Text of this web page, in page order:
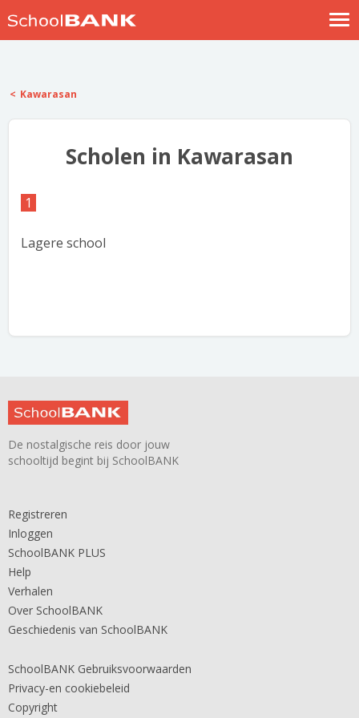
Help
Kawarasan
Scholen in Kawarasan
1
Lagere school
De nostalgische reis door jouw
schooltijd begint bij SchoolBANK
Registreren
Inloggen
SchoolBANK PLUS
Help
Verhalen
Over SchoolBANK
Geschiedenis van SchoolBANK
SchoolBANK Gebruiksvoorwaarden
Privacy-en cookiebeleid
Copyright